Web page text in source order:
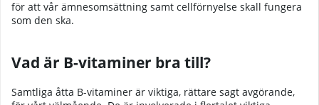
för att vår ämnesomsättning samt cellförnyelse skall fungera
som den ska.
Vad är B-vitaminer bra till?
Samtliga åtta B-vitaminer är viktiga, rättare sagt avgörande,